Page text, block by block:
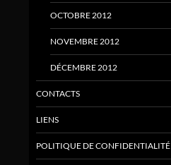
OCTOBRE 2012
NOVEMBRE 2012
DÉCEMBRE 2012
CONTACTS
LIENS
POLITIQUE DE CONFIDENTIALITÉ